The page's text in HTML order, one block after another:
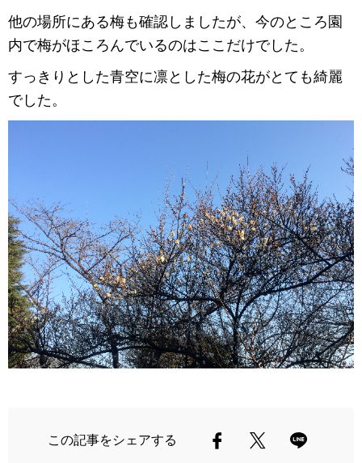
他の場所にある梅も確認しましたが、今のところ園
内で梅がほころんでいるのはここだけでした。
すっきりとした青空に凛とした梅の花がとても綺麗
でした。
この記事をシェアする